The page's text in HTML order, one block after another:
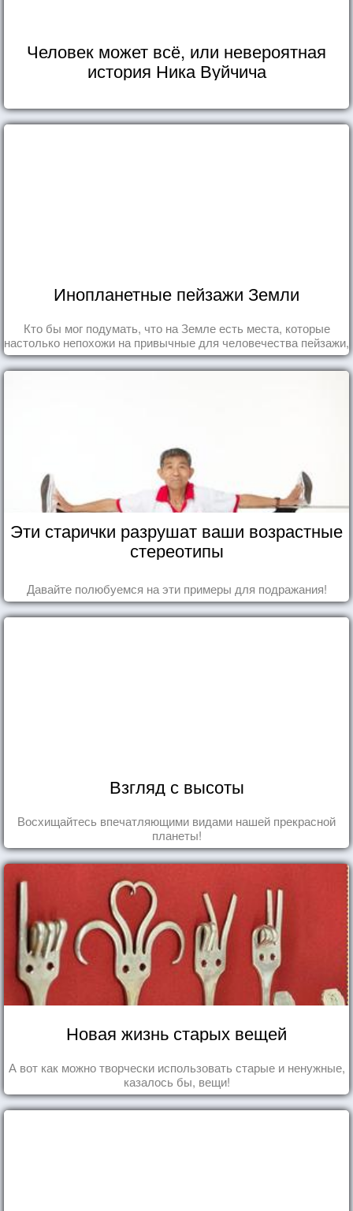
Человек может всё, или невероятная
история Ника Вуйчича
Инопланетные пейзажи Земли
Кто бы мог подумать, что на Земле есть места, которые
настолько непохожи на привычные для человечества пейзажи,
что кажутся и вовсе инопланетными!
Эти старички разрушат ваши возрастные
стереотипы
Давайте полюбуемся на эти примеры для подражания!
Взгляд с высоты
Восхищайтесь впечатляющими видами нашей прекрасной
планеты!
Новая жизнь старых вещей
А вот как можно творчески использовать старые и ненужные,
казалось бы, вещи!